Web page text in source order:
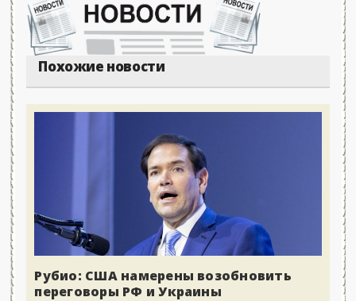
Похожие новости
Рубио: США намерены возобновить
переговоры РФ и Украины